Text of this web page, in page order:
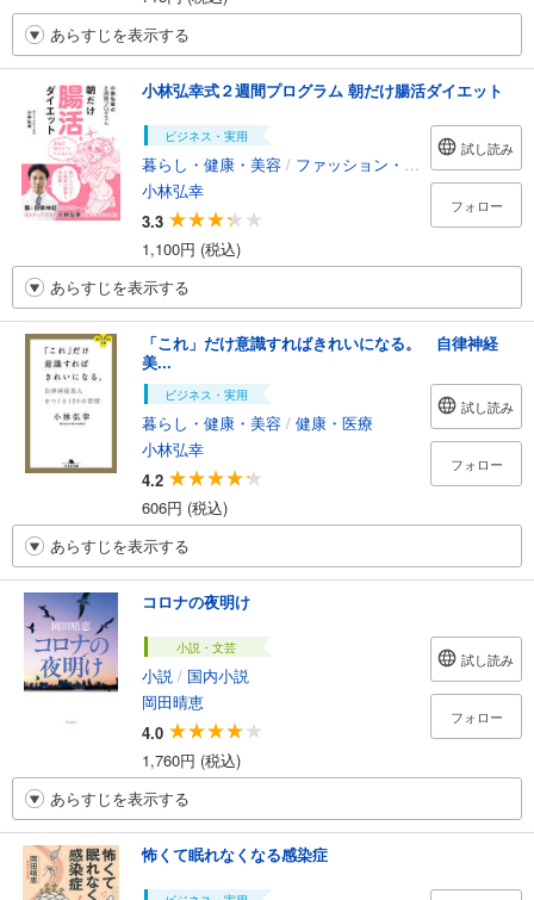
あらすじを表示する
小林弘幸式２週間プログラム 朝だけ腸活ダイエット
ビジネス・実用
暮らし・健康・美容 / ファッション・美容
小林弘幸
3.3
1,100円 (税込)
試し読み
フォロー
あらすじを表示する
「これ」だけ意識すればきれいになる。 自律神経
美...
ビジネス・実用
暮らし・健康・美容 / 健康・医療
小林弘幸
4.2
606円 (税込)
試し読み
フォロー
あらすじを表示する
コロナの夜明け
小説・文芸
小説 / 国内小説
岡田晴恵
4.0
1,760円 (税込)
試し読み
フォロー
あらすじを表示する
怖くて眠れなくなる感染症